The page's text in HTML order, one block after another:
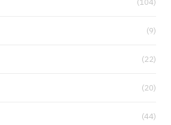
(104)
(9)
(22)
(20)
(44)